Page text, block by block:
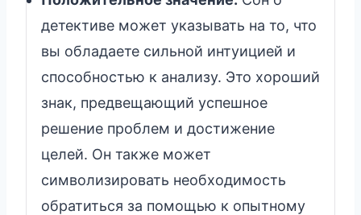
детективе может указывать на то, что
вы обладаете сильной интуицией и
способностью к анализу. Это хороший
знак, предвещающий успешное
решение проблем и достижение
целей. Он также может
символизировать необходимость
обратиться за помощью к опытному